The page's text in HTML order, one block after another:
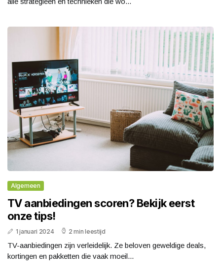
Algemeen
TV aanbiedingen scoren? Bekijk eerst
onze tips!
1 januari 2024 2 min leestijd
TV-aanbiedingen zijn verleidelijk. Ze beloven geweldige deals,
kortingen en pakketten die vaak moeil...